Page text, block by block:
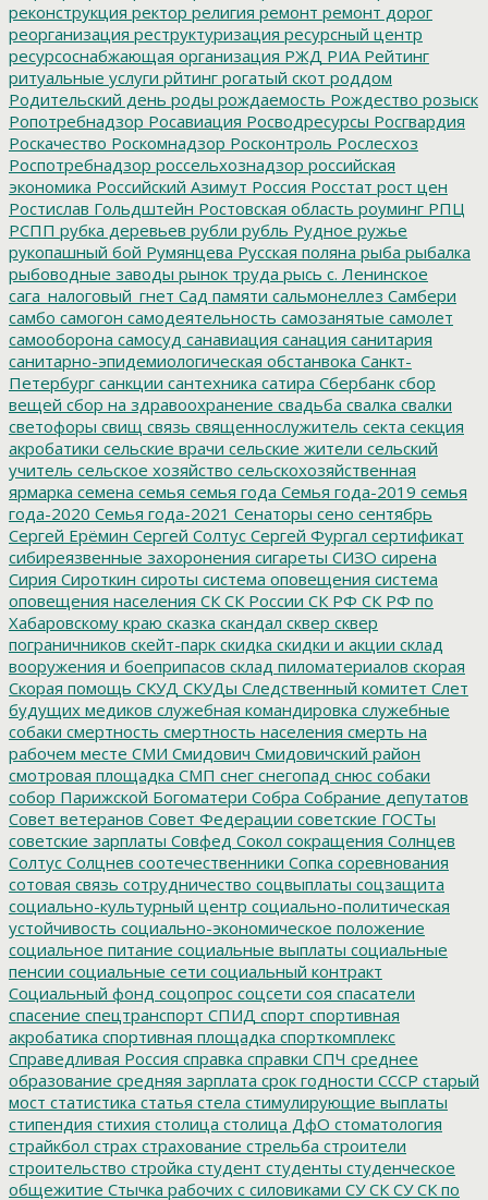
реконструкция ректор религия ремонт ремонт дорог
реорганизация реструктуризация ресурсный центр
ресурсоснабжающая организация РЖД РИА Рейтинг
ритуальные услуги рйтинг рогатый скот роддом
Родительский день роды рождаемость Рождество розыск
Ропотребнадзор Росавиация Росводресурсы Росгвардия
Роскачество Роскомнадзор Росконтроль Рослесхоз
Роспотребнадзор россельхознадзор российская
экономика Российский Азимут Россия Росстат рост цен
Ростислав Гольдштейн Ростовская область роуминг РПЦ
РСПП рубка деревьев рубли рубль Рудное ружье
рукопашный бой Румянцева Русская поляна рыба рыбалка
рыбоводные заводы рынок труда рысь с. Ленинское
сага_налоговый_гнет Сад памяти сальмонеллез Самбери
самбо самогон самодеятельность самозанятые самолет
самооборона самосуд санавиация санация санитария
санитарно-эпидемиологическая обстанвока Санкт-
Петербург санкции сантехника сатира Сбербанк сбор
вещей сбор на здравоохранение свадьба свалка свалки
светофоры свищ связь священнослужитель секта секция
акробатики сельские врачи сельские жители сельский
учитель сельское хозяйство сельскохозяйственная
ярмарка семена семья семья года Семья года-2019 семья
года-2020 Семья года-2021 Сенаторы сено сентябрь
Сергей Ерёмин Сергей Солтус Сергей Фургал сертификат
сибиреязвенные захоронения сигареты СИЗО сирена
Сирия Сироткин сироты система оповещения система
оповещения населения СК СК России СК РФ СК РФ по
Хабаровскому краю сказка скандал сквер сквер
пограничников скейт-парк скидка скидки и акции склад
вооружения и боеприпасов склад пиломатериалов скорая
Скорая помощь СКУД СКУДы Следственный комитет Слет
будущих медиков служебная командировка служебные
собаки смертность смертность населения смерть на
рабочем месте СМИ Смидович Смидовичский район
смотровая площадка СМП снег снегопад снюс собаки
собор Парижской Богоматери Собра Собрание депутатов
Совет ветеранов Совет Федерации советские ГОСТы
советские зарплаты Совфед Сокол сокращения Солнцев
Солтус Солцнев соотечественники Сопка соревнования
сотовая связь сотрудничество соцвыплаты соцзащита
социально-культурный центр социально-политическая
устойчивость социально-экономическое положение
социальное питание социальные выплаты социальные
пенсии социальные сети социальный контракт
Социальный фонд соцопрос соцсети соя спасатели
спасение спецтранспорт СПИД спорт спортивная
акробатика спортивная площадка спорткомплекс
Справедливая Россия справка справки СПЧ среднее
образование средняя зарплата срок годности СССР старый
мост статистика статья стела стимулирующие выплаты
стипендия стихия столица столица ДфО стоматология
страйкбол страх страхование стрельба строители
строительство стройка студент студенты студенческое
общежитие Стычка рабочих с силовиками СУ СК СУ СК по